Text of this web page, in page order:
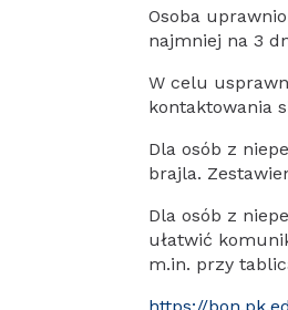
Osoba
najmniej na 3
W celu
kontaktowania
Dla osób z
brajla.
Dla osób z
ułatwić
m.in. przy